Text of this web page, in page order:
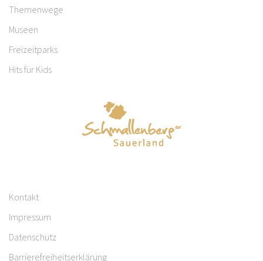
Themenwege
Museen
Freizeitparks
Hits für Kids
Kontakt
Impressum
Datenschutz
Barrierefreiheitserklärung